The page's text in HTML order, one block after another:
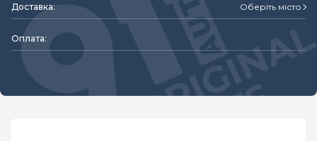
Доставка: Оберіть місто
Оплата: